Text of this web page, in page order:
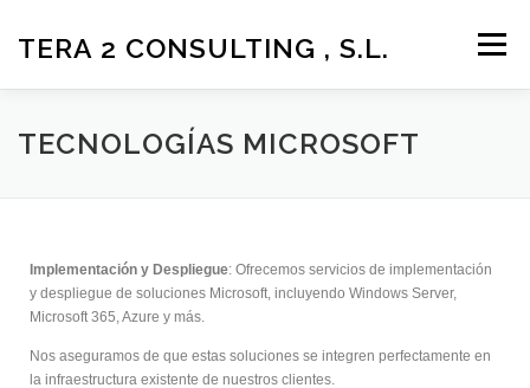
TERA 2 CONSULTING , S.L. Menú
LA EMPRESA SOLUCIONES Y SERVICIOS
CONTACTO MÁS
TECNOLOGÍAS MICROSOFT
Implementación y Despliegue: Ofrecemos servicios de implementación
y despliegue de soluciones Microsoft, incluyendo Windows Server,
Microsoft 365, Azure y más.
Nos aseguramos de que estas soluciones se integren perfectamente en
la infraestructura existente de nuestros clientes.